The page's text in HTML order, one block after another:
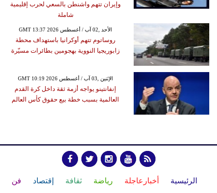
وإيران تتهم واشنطن بالسعي لحرب إقليمية
شاملة
GMT 13:37 2026 الأحد ,02 آب / أغسطس
روساتوم تتهم أوكرانيا باستهداف محطة
زابوريجيا النووية بهجومين بطائرات مسيّرة
GMT 10:19 2026 الإثنين ,03 آب / أغسطس
إنفانتينو يواجه أزمة ثقة داخل كرة القدم
العالمية بسبب خطة بيع حقوق كأس العالم
الرئيسية أخبارعاجلة رياضة ثقافة إقتصاد فن